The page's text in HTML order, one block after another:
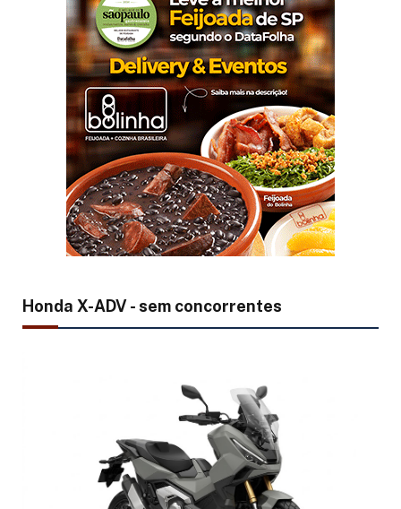
Honda X-ADV - sem concorrentes